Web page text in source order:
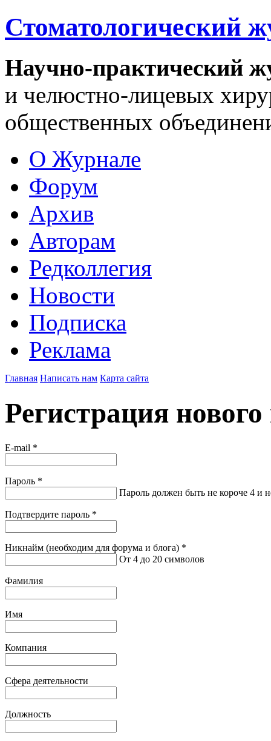
Стоматологический
Научно-практический
и челюстно-лицевых
общественных
О Журнале
Форум
Архив
Авторам
Редколлегия
Новости
Подписка
Реклама
Главная Написать нам Карта сайта
Регистрация
E-mail *
Пароль *
Пароль должен быть не короче 4 и
Подтвердите пароль *
Никнайм (необходим для форума и блога) *
От 4 до 20 символов
Фамилия
Имя
Компания
Сфера деятельности
Должность